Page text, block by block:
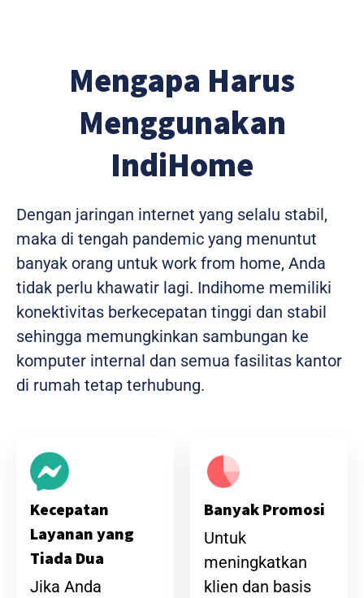
Mengapa Harus
Menggunakan
IndiHome
Dengan jaringan internet yang selalu stabil,
maka di tengah pandemic yang menuntut
banyak orang untuk work from home, Anda
tidak perlu khawatir lagi. Indihome memiliki
konektivitas berkecepatan tinggi dan stabil
sehingga memungkinkan sambungan ke
komputer internal dan semua fasilitas kantor
di rumah tetap terhubung.
Kecepatan
Layanan yang
Tiada Dua
Jika Anda
Banyak Promosi
Untuk
meningkatkan
klien dan basis